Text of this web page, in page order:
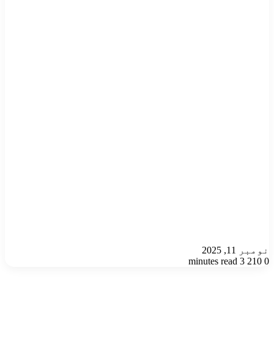
نومبر 11, 2025
0
3 minutes read